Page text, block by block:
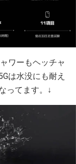
ワーもヘッチャ
は水没にも耐え
ってます。↓